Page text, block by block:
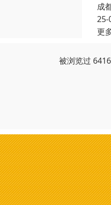
成
25-
更
被浏览过